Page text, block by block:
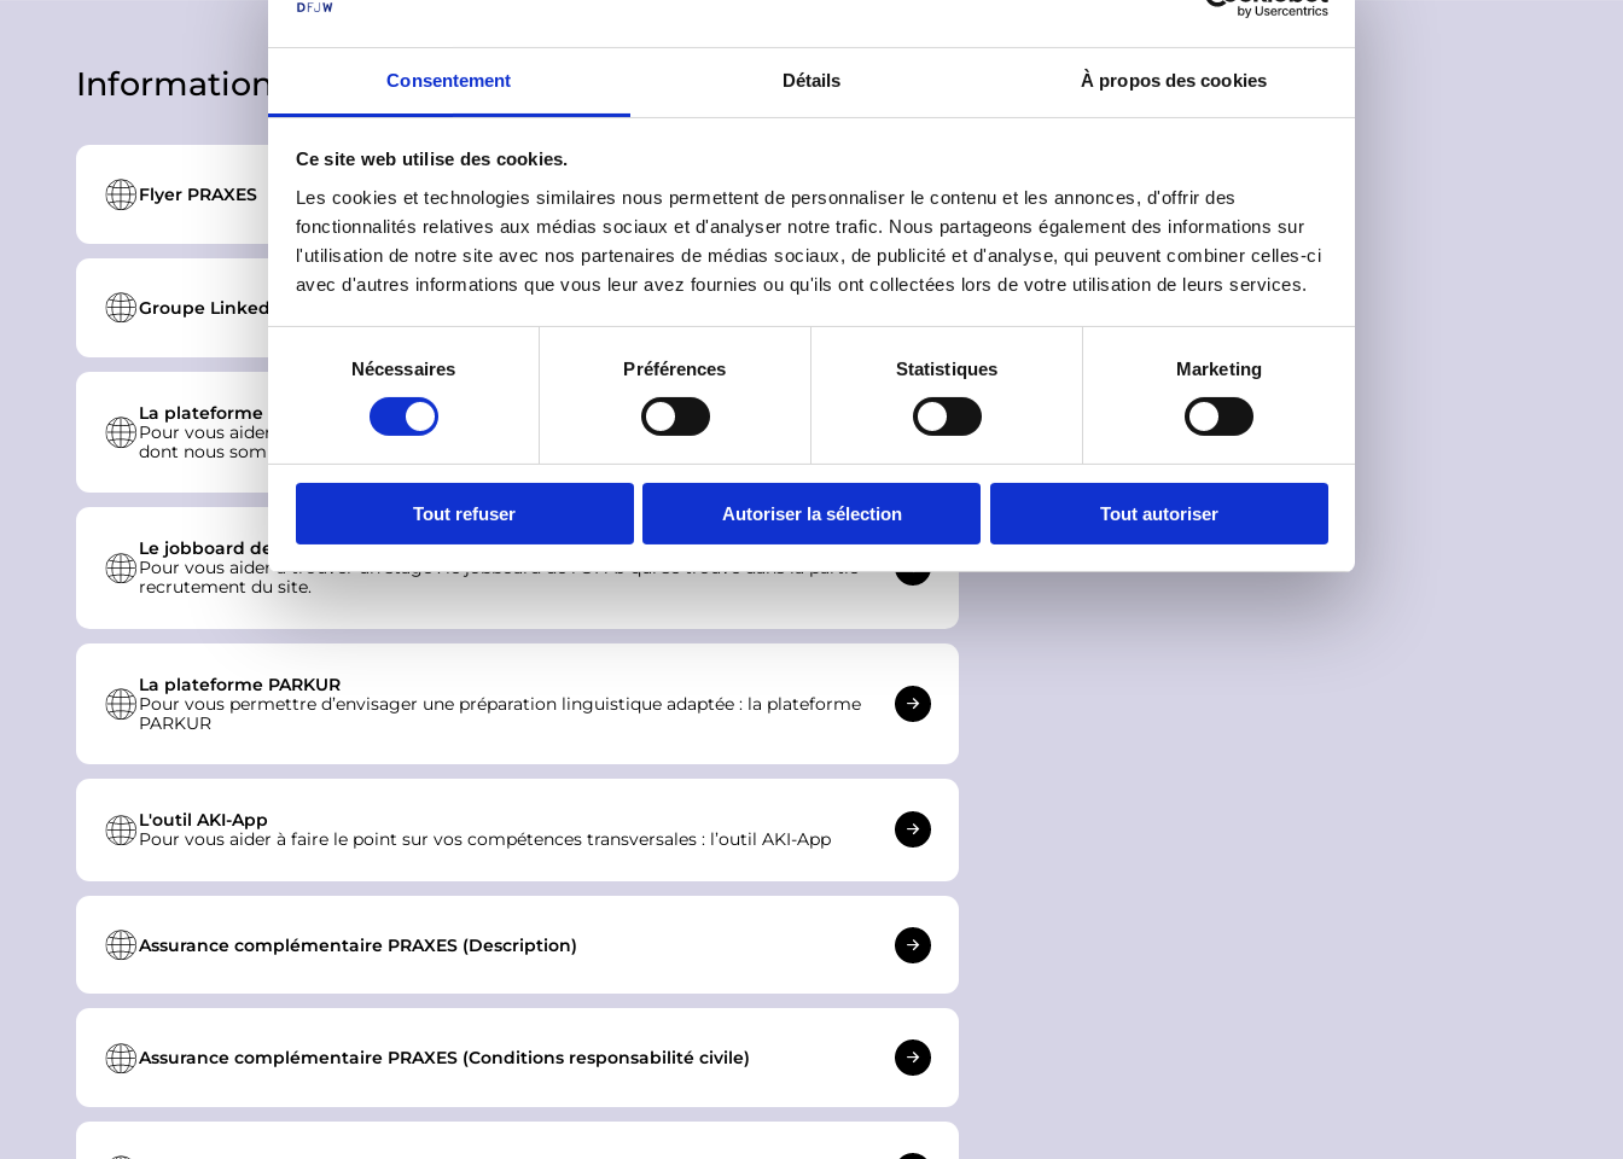
Consentement Détails À propos des cookies
Ce site web utilise des cookies.
Les cookies et technologies similaires nous permettent de personnaliser le contenu et les annonces, d'offrir des
fonctionnalités relatives aux médias sociaux et d'analyser notre trafic. Nous partageons également des informations sur
l'utilisation de notre site avec nos partenaires de médias sociaux, de publicité et d'analyse, qui peuvent combiner celles-ci
avec d'autres informations que vous leur avez fournies ou qu'ils ont collectées lors de votre utilisation de leurs services.
é
e
i
o
n
u
o
n
e
t
n
Nécessaires Préférences Statistiques Marketing
Tout refuser Autoriser la sélection Tout autoriser
Informations complémentaires
Flyer PRAXES
Groupe LinkedIN PRAXES : pour trouver des offres de stages
La plateforme Écoles-Entreprises
Pour vous aider à trouver un stage : la plateforme franco-allemande
dont nous sommes partenaires.
Le jobboard de l'OFAJ
Pour vous aider à trouver un stage : le jobboard de l’OFAJ qui se trouve dans lapartie
recrutement du site.
La plateforme PARKUR
Pour vous permettre d’envisager une préparation linguistique adaptée : la plateforme
PARKUR
L'outil AKI-App
Pour vous aider à faire le point sur vos compétences transversales : l’outil AKI-App
Assurance complémentaire PRAXES (Description)
Assurance complémentaire PRAXES (Conditions responsabilité civile)